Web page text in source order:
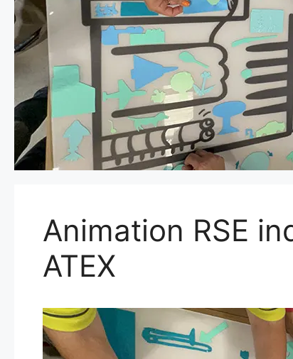
Animation RSE
ATEX